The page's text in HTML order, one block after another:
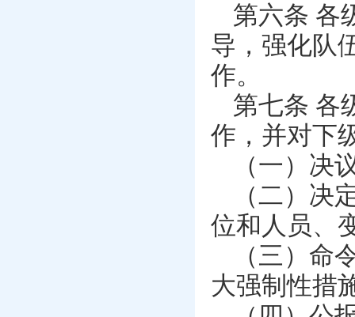
第六条 各
导，强化队
作。
第七条 各
作，并对下
（一）决
（二）决
位和人员、
（三）命
大强制性措